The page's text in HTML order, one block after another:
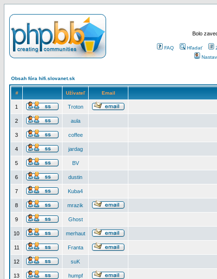
Bolo
FAQ Hľadať
Obsah fóra hifi.slovanet.sk
# Užívateľ Email
1 Troton
2 aula
3 coffee
4 jardag
5 BV
6 dustin
7 Kuba4
8 mrazik
9 Ghost
10 merhaut
11 Franta
12 suK
13 humpf